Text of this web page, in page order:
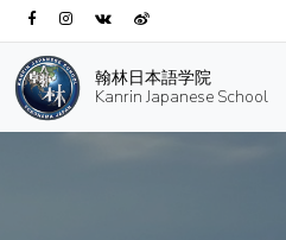
翰林日本語学院
Kanrin Japanese School